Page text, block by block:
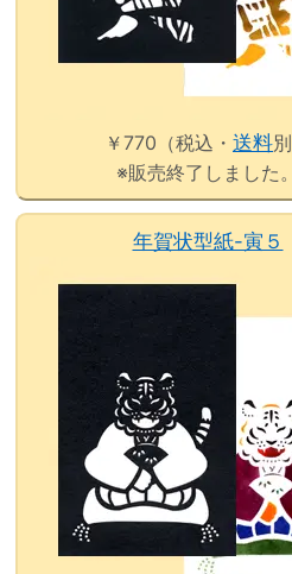
￥770（税込・ 送料別
※販売終了しました。
年賀状型紙-寅５